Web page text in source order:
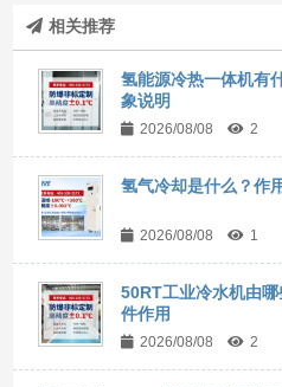
相关推荐
氢能源冷热一体机有
象说明
2026/08/08 2
氢气冷却是什么？作
2026/08/08 1
50RT工业冷水机由
件作用
2026/08/08 2